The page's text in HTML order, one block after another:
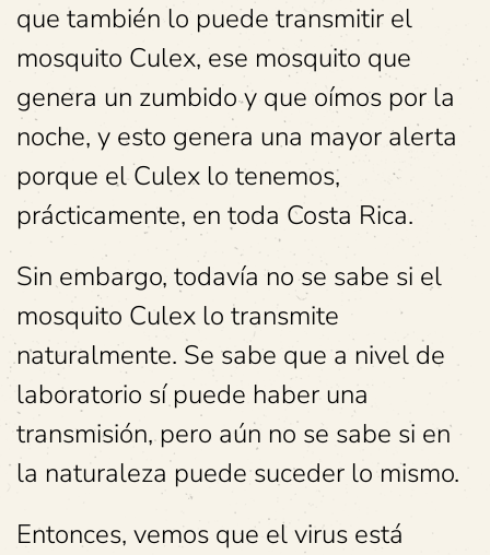
que también lo puede transmitir el
mosquito Culex, ese mosquito que
genera un zumbido y que oímos por la
noche, y esto genera una mayor alerta
porque el Culex lo tenemos,
prácticamente, en toda Costa Rica.
Sin embargo, todavía no se sabe si el
mosquito Culex lo transmite
naturalmente. Se sabe que a nivel de
laboratorio sí puede haber una
transmisión, pero aún no se sabe si en
la naturaleza puede suceder lo mismo.
Entonces, vemos que el virus está